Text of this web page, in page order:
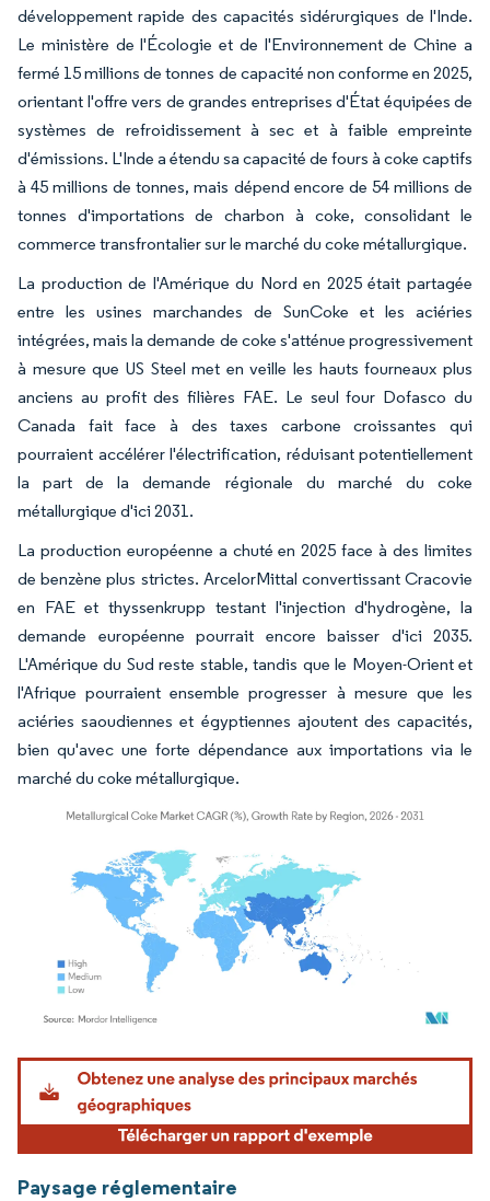
développement rapide des capacités sidérurgiques de l'Inde.
Le ministère de l'Écologie et de l'Environnement de Chine a
fermé 15 millions de tonnes de capacité non conforme en 2025,
orientant l'offre vers de grandes entreprises d'État équipées de
systèmes de refroidissement à sec et à faible empreinte
d'émissions. L'Inde a étendu sa capacité de fours à coke captifs
à 45 millions de tonnes, mais dépend encore de 54 millions de
tonnes d'importations de charbon à coke, consolidant le
commerce transfrontalier sur le marché du coke métallurgique.
La production de l'Amérique du Nord en 2025 était partagée
entre les usines marchandes de SunCoke et les aciéries
intégrées, mais la demande de coke s'atténue progressivement
à mesure que US Steel met en veille les hauts fourneaux plus
anciens au profit des filières FAE. Le seul four Dofasco du
Canada fait face à des taxes carbone croissantes qui
pourraient accélérer l'électrification, réduisant potentiellement
la part de la demande régionale du marché du coke
métallurgique d'ici 2031.
La production européenne a chuté en 2025 face à des limites
de benzène plus strictes. ArcelorMittal convertissant Cracovie
en FAE et thyssenkrupp testant l'injection d'hydrogène, la
demande européenne pourrait encore baisser d'ici 2035.
L'Amérique du Sud reste stable, tandis que le Moyen-Orient et
l'Afrique pourraient ensemble progresser à mesure que les
aciéries saoudiennes et égyptiennes ajoutent des capacités,
bien qu'avec une forte dépendance aux importations via le
marché du coke métallurgique.
Image © Mordor Intelligence. La réutilisation nécessite une attribution sous CC BY
Paysage réglementaire